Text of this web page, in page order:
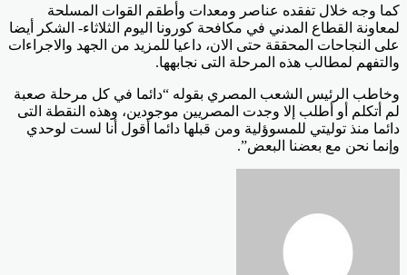
كما وجه خلال تفقده عناصر ومعدات وأطقم القوات المسلحة
لمعاونة القطاع المدني في مكافحة كورونا اليوم الثلاثاء- الشكر أيضا
على النجاحات المحققة حتى الان، داعيا للمزيد من الجهد والاجراءات
والتفهم لمطالب هذه المرحلة التى نجابهها.
وخاطب الرئيس الشعب المصري بقوله “دائما في كل مرحلة صعبة
لم أتكلم أو أطلب إلا وجدت المصريين موجودين، وهذه النقطة التى
دائما منذ توليتي للمسوؤلية ومن قبلها دائما أقول أنا لست لوحدي
وإنما نحن مع بعضنا البعض”.